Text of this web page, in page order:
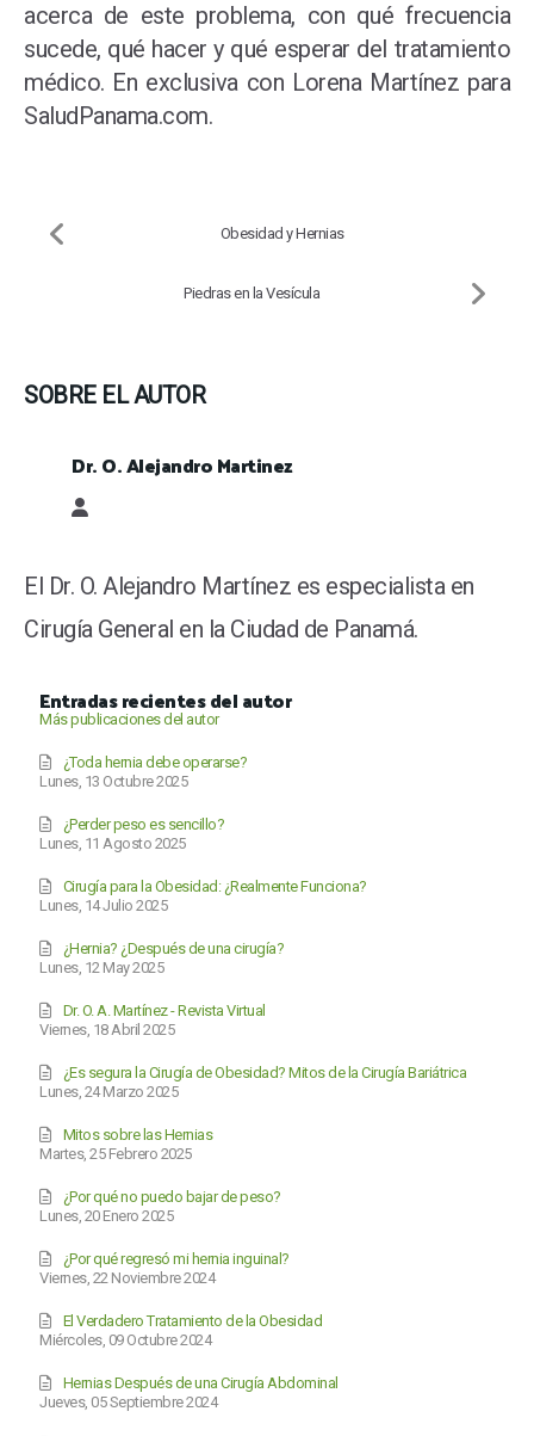
acerca de este problema, con qué frecuencia
sucede, qué hacer y qué esperar del tratamiento
médico. En exclusiva con Lorena Martínez para
SaludPanama.com.
Obesidad y Hernias
Piedras en la Vesícula
SOBRE EL AUTOR
Dr. O. Alejandro Martinez
Dr. O. Alejandro Martinez
El Dr. O. Alejandro Martínez es especialista en
Cirugía General en la Ciudad de Panamá.
Entradas recientes del autor
Más publicaciones del autor
Lunes, 13 Octubre 2025
¿Toda hernia debe operarse?
Lunes, 11 Agosto 2025
¿Perder peso es sencillo?
Lunes, 14 Julio 2025
Cirugía para la Obesidad: ¿Realmente Funciona?
Lunes, 12 May 2025
¿Hernia? ¿Después de una cirugía?
Viernes, 18 Abril 2025
Dr. O. A. Martínez - Revista Virtual
Lunes, 24 Marzo 2025
¿Es segura la Cirugía de Obesidad? Mitos de la Cirugía Bariátrica
Martes, 25 Febrero 2025
Mitos sobre las Hernias
Lunes, 20 Enero 2025
¿Por qué no puedo bajar de peso?
Viernes, 22 Noviembre 2024
¿Por qué regresó mi hernia inguinal?
Miércoles, 09 Octubre 2024
El Verdadero Tratamiento de la Obesidad
Jueves, 05 Septiembre 2024
Hernias Después de una Cirugía Abdominal